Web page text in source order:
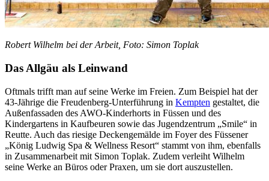
Robert Wilhelm bei der Arbeit, Foto: Simon Toplak
Das Allgäu als Leinwand
Oftmals trifft man auf seine Werke im Freien. Zum Beispiel hat der
43-Jährige die Freudenberg-Unterführung in Kempten gestaltet, die
Außenfassaden des AWO-Kinderhorts in Füssen und des
Kindergartens in Kaufbeuren sowie das Jugendzentrum „Smile“ in
Reutte. Auch das riesige Deckengemälde im Foyer des Füssener
„König Ludwig Spa & Wellness Resort“ stammt von ihm, ebenfalls
in Zusammenarbeit mit Simon Toplak. Zudem verleiht Wilhelm
seine Werke an Büros oder Praxen, um sie dort auszustellen.